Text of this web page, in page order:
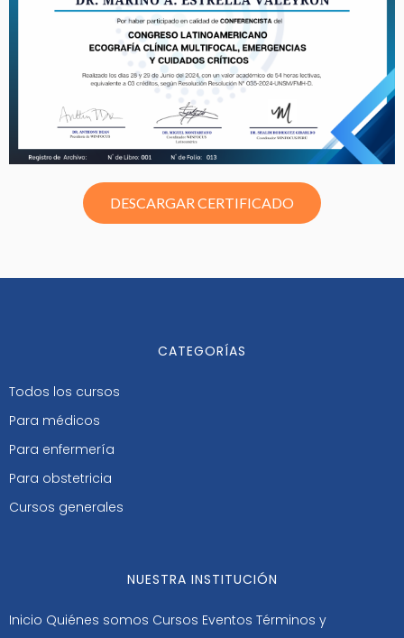
DESCARGAR CERTIFICADO
CATEGORÍAS
Todos los cursos
Para médicos
Para enfermería
Para obstetricia
Cursos generales
NUESTRA INSTITUCIÓN
Inicio Quiénes somos Cursos Eventos Términos y